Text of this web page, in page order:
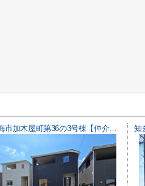
東海市加木屋町第36の3号棟【仲介手数料0円】